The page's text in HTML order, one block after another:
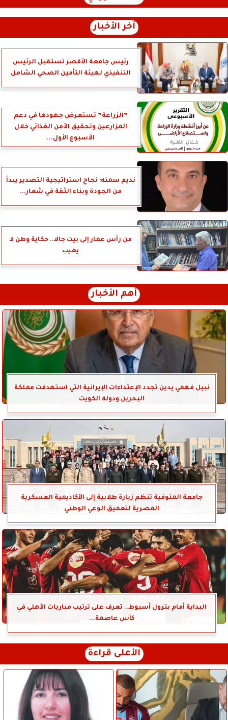
آخر الأخبار
رئيس جامعة الأقصر تستقبل الرئيس
التنفيذي لهيئة التأمين الصحي الشامل
”الزراعة” تستعرض جهودها في دعم
المزارعين وتحقيق الأمن الغذائي خلال
الأسبوع الأول...
نديم سمنه: نجاح استراتيجية التصدير يبدأ
من الجودة وبناء الثقة في شعار...
من رأس عمار إلى بيت جالا.. حكاية وطن لا
يغيب
أهم الأخبار
نبيل فهمي يدين تجدد الإعتداءات الإيرانية التي استهدفت مملكة
البحرين ودولة الكويت
جامعة المنوفية تنظم زيارة طلابية إلى الأكاديمية العسكرية
المصرية لتعميق الوعي الوطني
البداية أمام بترول أسيوط.. تعرف على ترتيب مباريات الأهلي في
كأس عاصمة...
الأعلى قراءة